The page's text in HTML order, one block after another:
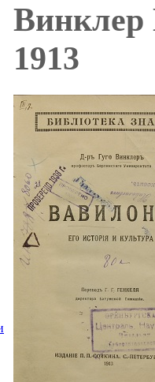
Винклер
1913